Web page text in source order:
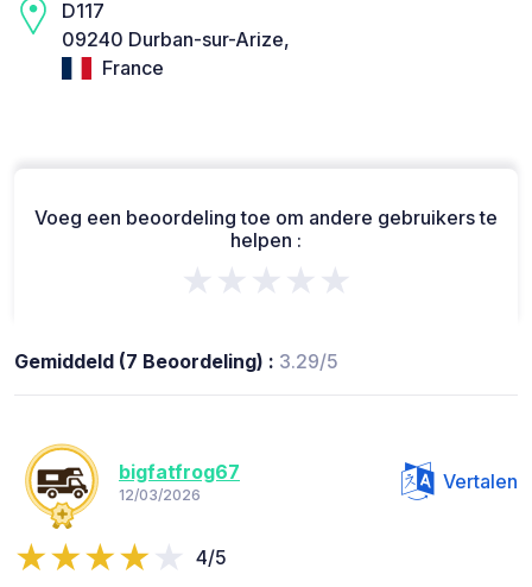
D117
09240 Durban-sur-Arize,
France
Voeg een beoordeling toe om andere gebruikers te
helpen :
★★★★★
Gemiddeld (7 Beoordeling) : 3.29/5
bigfatfrog67
12/03/2026
Vertalen
4/5